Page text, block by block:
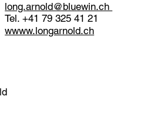
long.arnold@bluewin.ch
Tel. +41 79 325 41 21
wwww.longarnold.ch